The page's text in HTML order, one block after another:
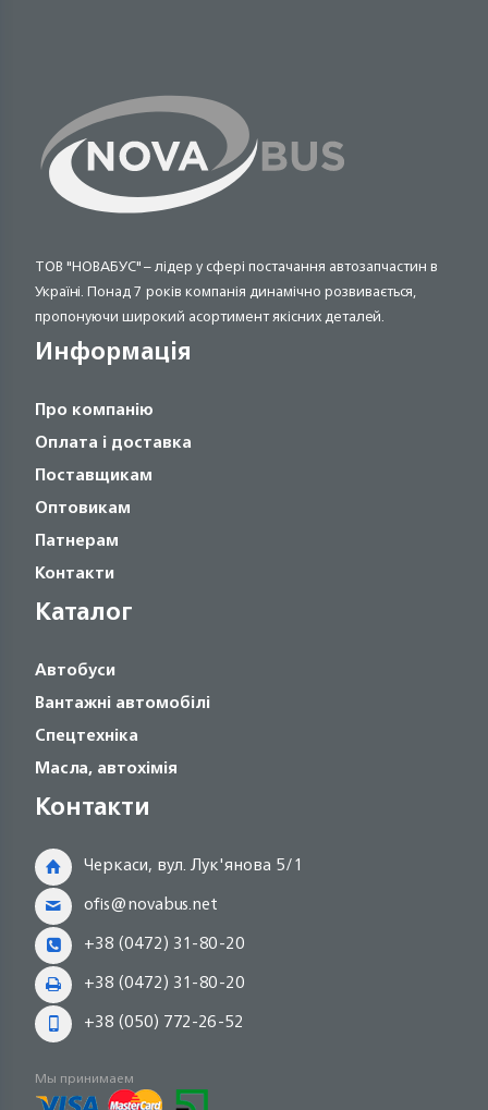
ТОВ "НОВАБУС" – лідер у сфері постачання автозапчастин в
Україні. Понад 7 років компанія динамічно розвивається,
пропонуючи широкий асортимент якісних деталей.
Информація
Про компанію
Оплата і доставка
Поставщикам
Оптовикам
Патнерам
Контакти
Каталог
Автобуси
Вантажні автомобілі
Спецтехніка
Масла, автохімія
Контакти
Черкаси, вул. Лук'янова 5/1
ofis@novabus.net
+38 (0472) 31-80-20
+38 (0472) 31-80-20
+38 (050) 772-26-52
Мы принимаем